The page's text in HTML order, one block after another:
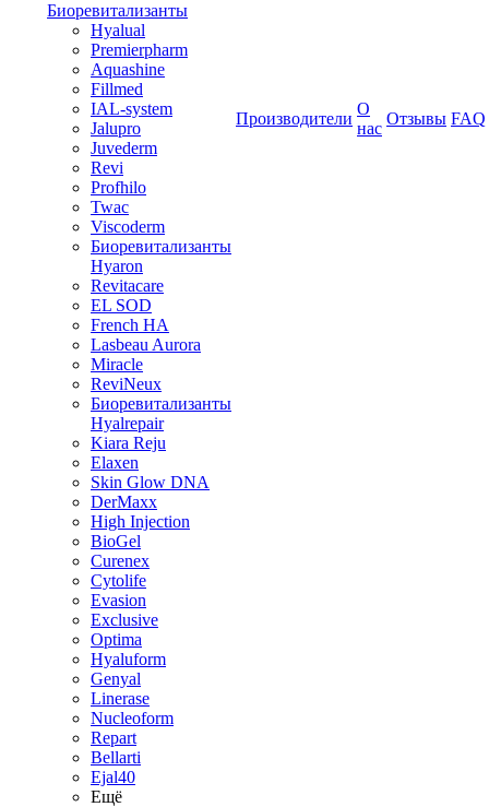
Биоревитализанты
Hyalual
Premierpharm
Aquashine
Fillmed
IAL-system
Jalupro
Juvederm
Revi
Profhilo
Twac
Viscoderm
Биоревитализанты
Hyaron
Revitacare
EL SOD
French HA
Lasbeau Aurora
Miracle
ReviNeux
Биоревитализанты
Hyalrepair
Kiara Reju
Elaxen
Skin Glow DNA
DerMaxx
High Injection
BioGel
Curenex
Cytolife
Evasion
Exclusive
Optima
Hyaluform
Genyal
Linerase
Nucleoform
Repart
Bellarti
Ejal40
Ещё
Производители
О
нас
Отзывы FAQ